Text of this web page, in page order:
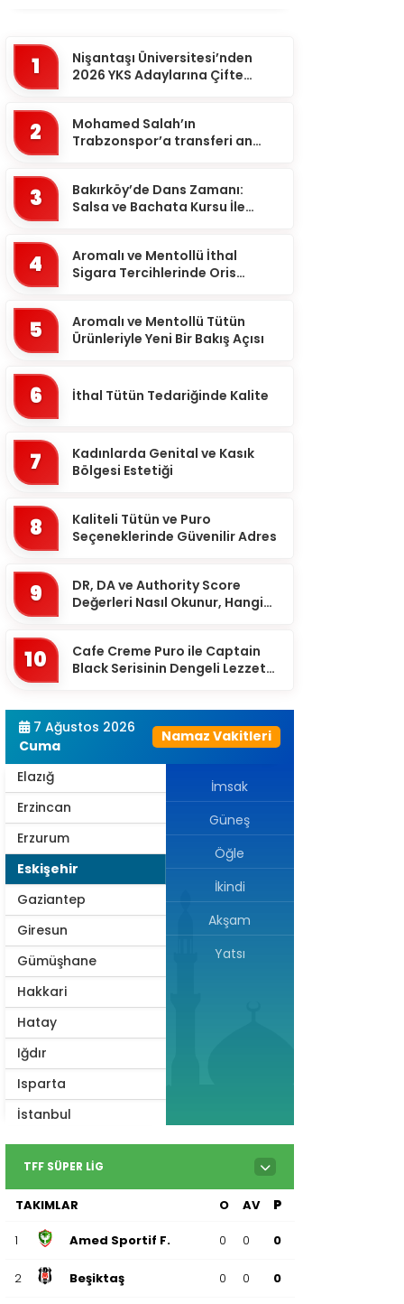
1
Nişantaşı Üniversitesi’nden
2026 YKS Adaylarına Çifte
2
Mohamed Salah’ın
Trabzonspor’a transferi an
3
Bakırköy’de Dans Zamanı:
Salsa ve Bachata Kursu İle
4
Aromalı ve Mentollü İthal
Sigara Tercihlerinde Oris
5
Aromalı ve Mentollü Tütün
Ürünleriyle Yeni Bir Bakış Açısı
6 İthal Tütün Tedariğinde Kalite
7
Kadınlarda Genital ve Kasık
Bölgesi Estetiği
8
Kaliteli Tütün ve Puro
Seçeneklerinde Güvenilir Adres
9
DR, DA ve Authority Score
Değerleri Nasıl Okunur, Hangi
10
Cafe Creme Puro ile Captain
Black Serisinin Dengeli Lezzet
7 Ağustos 2026
Cuma
Namaz Vakitleri
Amasya
Antalya
Artvin
Aydın
Balıkesir
Bartın
Batman
Bayburt
Bilecik
Bingöl
Bitlis
Bolu
Bursa
Çankırı
Çorum
Denizli
Diyarbakır
Düzce
Edirne
Elazığ
Erzincan
Erzurum
Eskişehir
Gaziantep
Giresun
Gümüşhane
Hakkari
Hatay
Iğdır
Isparta
İstanbul
İzmir
Kahramanmaraş
Karabük
Karaman
Kars
İmsak
Güneş
Öğle
İkindi
Akşam
Yatsı
TFF SÜPER LIG
TAKIMLAR O AV P
1 Amed Sportif F. 0 0 0
2 Beşiktaş 0 0 0